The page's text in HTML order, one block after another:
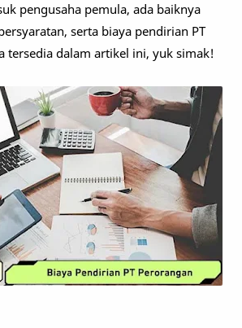
pengusaha pemula, ada baiknya
serta biaya pendirian PT
tersedia dalam artikel ini, yuk simak!